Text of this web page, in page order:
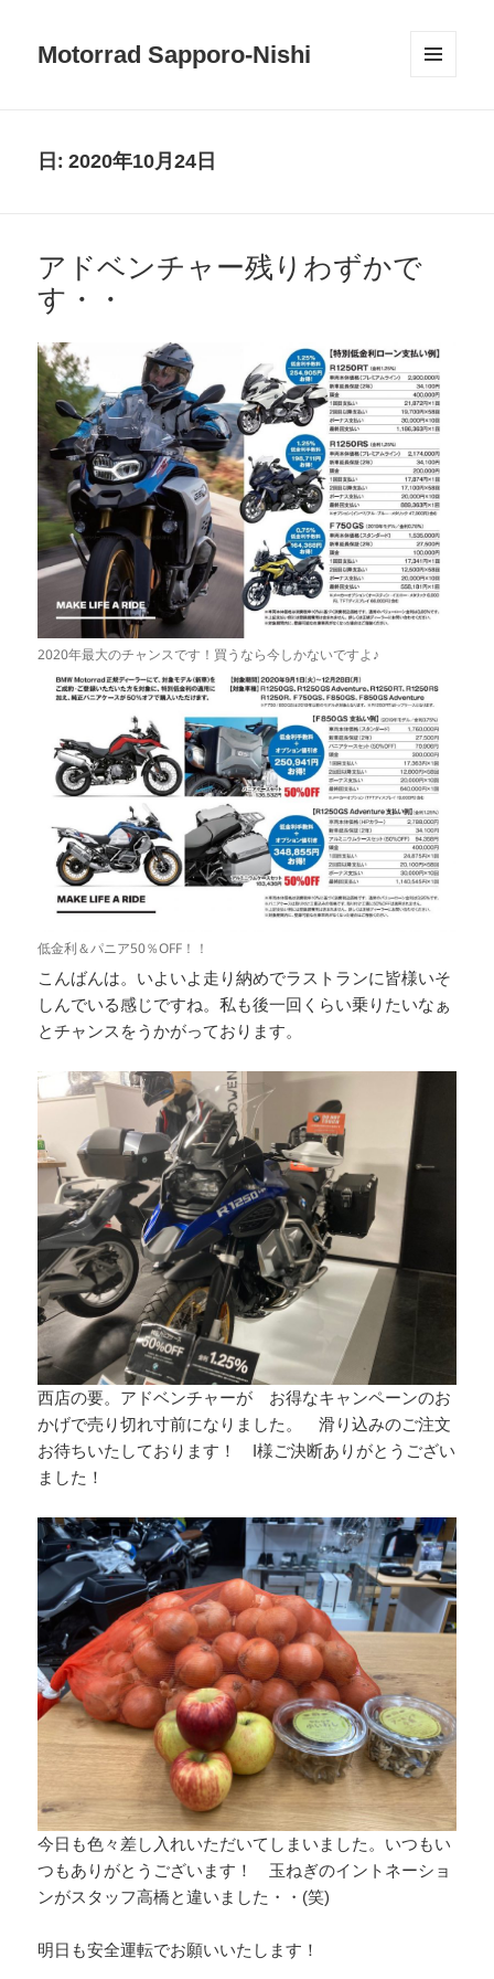
Motorrad Sapporo-Nishi
日:2020年10月24日
アドベンチャー残りわずかで
す・・
2020年最大のチャンスです！買うなら今しかないですよ♪
低金利＆パニア50％OFF！！
こんばんは。いよいよ走り納めでラストランに皆様いそ
しんでいる感じですね。私も後一回くらい乗りたいなぁ
とチャンスをうかがっております。
西店の要。アドベンチャーが お得なキャンペーンのお
かげで売り切れ寸前になりました。 滑り込みのご注文
お待ちいたしております！ I様ご決断ありがとうござい
ました！
今日も色々差し入れいただいてしまいました。いつもい
つもありがとうございます！ 玉ねぎのイントネーショ
ンがスタッフ高橋と違いました・・(笑)
明日も安全運転でお願いいたします！